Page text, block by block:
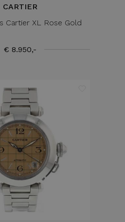
CARTIER
Cartier XL Rose Gold
€ 8.950,-